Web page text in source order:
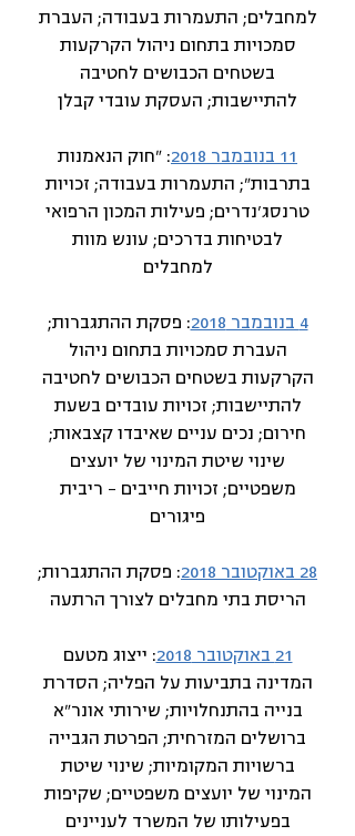
למחבלים; התעמרות בעבודה; העברת
סמכויות בתחום ניהול הקרקעות
בשטחים הכבושים לחטיבה
להתיישבות; העסקת עובדי קבלן
11 בנובמבר 2018
: "חוק הנאמנות
בתרבות"; התעמרות בעבודה; זכויות
טרנסג'נדרים; פעילות המכון הרפואי
לבטיחות בדרכים; עונש מוות
למחבלים
4 בנובמבר 2018
: פסקת ההתגברות;
העברת סמכויות בתחום ניהול
הקרקעות בשטחים הכבושים לחטיבה
להתיישבות; זכויות עובדים בשעת
חירום; נכים עניים שאיבדו קצבאות;
שינוי שיטת המינוי של יועצים
משפטיים; זכויות חייבים – ריבית
פיגורים
28 באוקטובר 2018
: פסקת ההתגברות;
הריסת בתי מחבלים לצורך הרתעה
21 באוקטובר 2018
: ייצוג מטעם
המדינה בתביעות על הפליה; הסדרת
בנייה בהתנחלויות; שירותי אונר"א
ברושלים המזרחית; הפרטת הגבייה
ברשויות המקומיות; שינוי שיטת
המינוי של יועצים משפטיים; שקיפות
בפעילותו של המשרד לעניינים